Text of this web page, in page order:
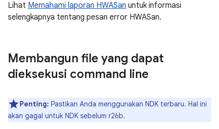
Lihat Memahami laporan HWASan untuk informasi
selengkapnya tentang pesan error HWASan.
Membangun file yang dapat
dieksekusi command line
Penting: Pastikan Anda menggunakan NDK terbaru. Hal ini
akan gagal untuk NDK sebelum r26b.